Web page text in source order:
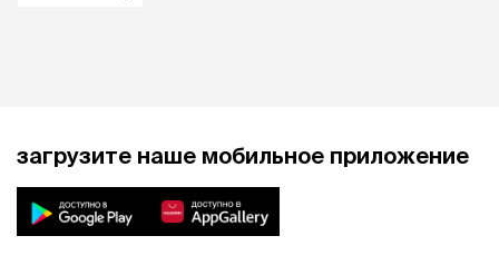
загрузите наше мобильное приложение